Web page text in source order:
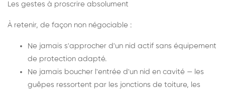
Les gestes à proscrire absolument
À retenir, de façon non négociable :
Ne jamais s'approcher d'un nid actif sans équipement
de protection adapté.
Ne jamais boucher l'entrée d'un nid en cavité — les
guêpes ressortent par les jonctions de toiture, les